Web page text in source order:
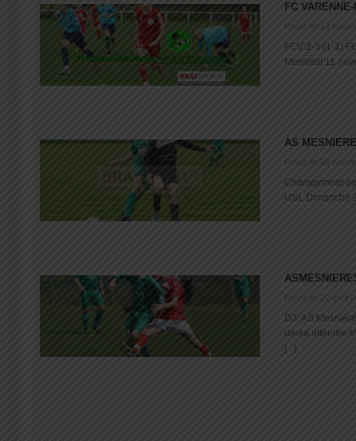
FC
Posté le: 12
FCV 2-3 (1-1)
Mercredi 11
AS
Posté le: 25
Championnat
USL Dimanche
Posté le: 22 avril
D3: AS
devra attendre
[...]